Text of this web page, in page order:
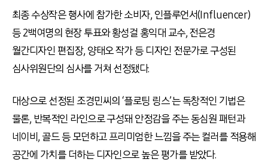
최종 수상작은 행사에 참가한 소비자, 인플루언서(Influencer)
등 2백여명의 현장 투표와 황성걸 홍익대 교수, 전은경
월간디자인 편집장, 양태오 작가 등 디자인 전문가로 구성된
심사위원단의 심사를 거쳐 선정됐다.
대상으로 선정된 조경민씨의 ‘플로팅 링스’는 독창적인 기법은
물론, 반복적인 라인으로 구성돼 안정감을 주는 동심원 패턴과
네이비, 골드 등 모던하고 프리미엄한 느낌을 주는 컬러를 적용해
공간에 가치를 더하는 디자인으로 높은 평가를 받았다.